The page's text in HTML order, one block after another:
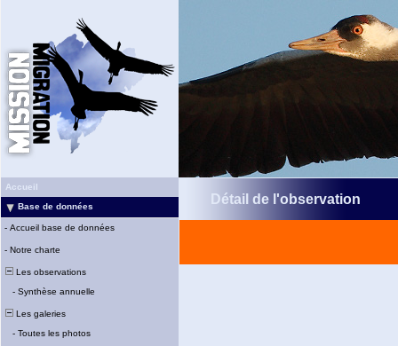
Accueil
Base de données
- Accueil base de données
- Notre charte
Les observations
- Synthèse annuelle
Les galeries
- Toutes les photos
Détail de l'observation